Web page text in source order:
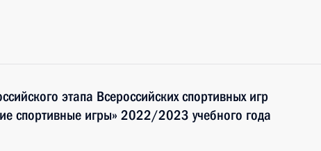
этапа Всероссийских спортивных игр
спортивные игры» 2022/2023 учебного года